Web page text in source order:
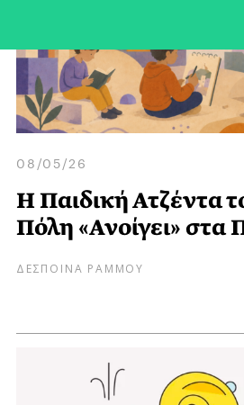
08/05/26
Η Παιδική Ατζέντα
Πόλη «Ανοίγει» στα
ΔΕΣΠΟΙΝΑ ΡΑΜΜΟΥ